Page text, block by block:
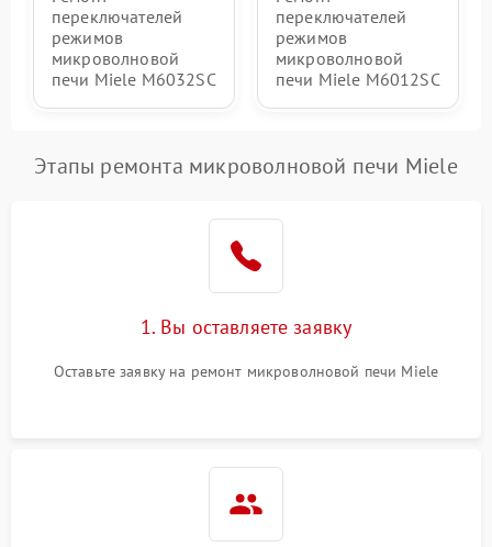
переключателей
режимов
микроволновой
печи Miele M6032SC
переключателей
режимов
микроволновой
печи Miele M6012SC
Этапы ремонта микроволновой печи Miele
1. Вы оставляете заявку
Оставьте заявку на ремонт микроволновой печи Miele